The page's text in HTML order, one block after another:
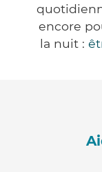
encore
la nuit :